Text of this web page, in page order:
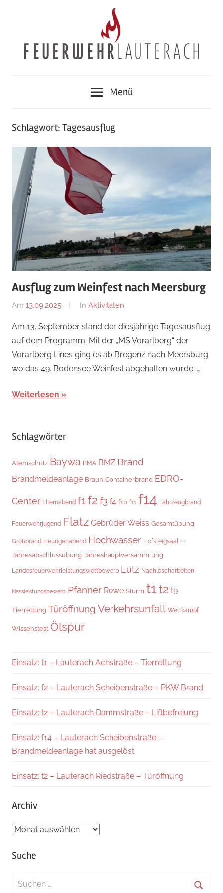
Lauterach
Menü
Schlagwort: Tagesausflug
Ausflug zum Weinfest nach Meersburg
Am 13.09.2025
Von
Perl
In Aktivitäten
Am 13. September stand der diesjährige Tagesausflug
auf dem Programm. Mit der „MS Vorarlberg“ der
Vorarlberg Lines ging es ab Bregenz nach Meersburg
wo das 49. Bodensee Weinfest abgehalten wurde. …
Weiterlesen
Schlagwörter
Atemschutz Baywa BMA BMZ Brand
Brandmeldeanlage Braun Containerbrand EDRO-
Center Elternabend f1f2 f3 f4 f10 f11 f14 Fahrzeugbrand
Feuerwehrjugend Flatz Gebrüder Weiss Gesamtübung
Großbrand Heurigenabend Hochwasser Hofsteigsaal i+r
Jahresabschlussübung Jahreshauptversammlung
Landesfeuerwehrleistungswettbewerb Lutz Nachlöscharbeiten
Nassleistungsbewerb Pfanner Rewe Sturm t1t2 t9
Tierrettung Türöffnung Verkehrsunfall Wettkampf
Wissenstest Ölspur
Einsatz: t1 – Lauterach Achstraße – Tierrettung
Einsatz: f2 – Lauterach Scheibenstraße – PKW Brand
Einsatz: t2 – Lauterach Dammstraße – Liftbefreiung
Einsatz: f14 – Lauterach Scheibenstraße –
Brandmeldeanlage hat ausgelöst
Einsatz: t2 – Lauterach Riedstraße – Türöffnung
Archiv
Archiv
Suche
Suchen